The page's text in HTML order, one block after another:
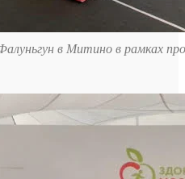
в Митино в рамках